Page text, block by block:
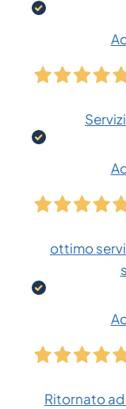
ottimo
Ritornato